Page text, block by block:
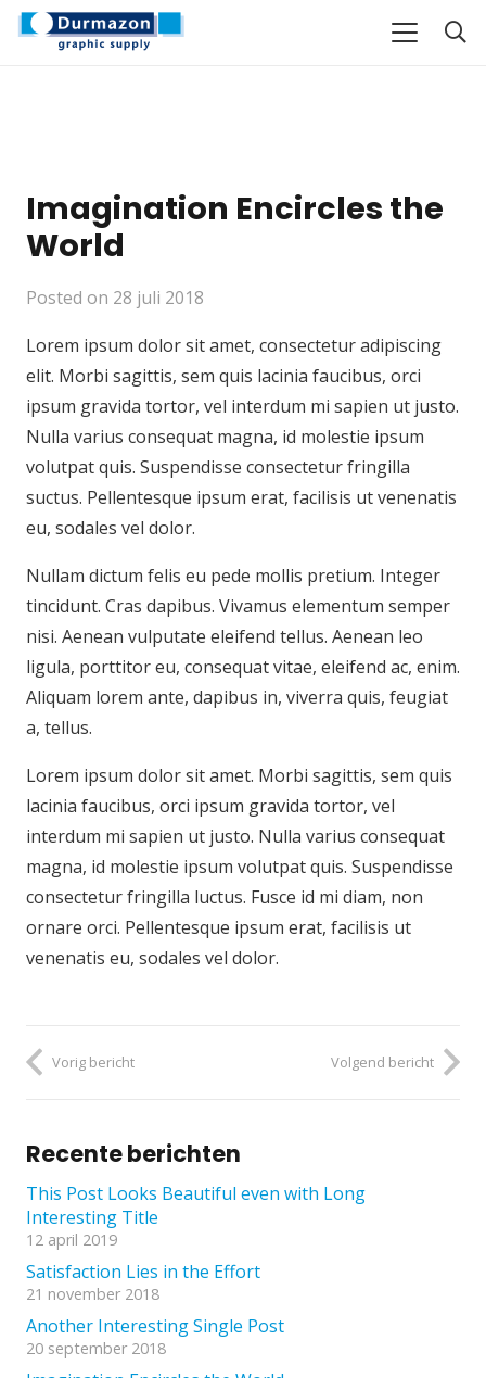
Imagination Encircles the
World
Posted on 28 juli 2018
Lorem ipsum dolor sit amet, consectetur adipiscing
elit. Morbi sagittis, sem quis lacinia faucibus, orci
ipsum gravida tortor, vel interdum mi sapien ut justo.
Nulla varius consequat magna, id molestie ipsum
volutpat quis. Suspendisse consectetur fringilla
suctus. Pellentesque ipsum erat, facilisis ut venenatis
eu, sodales vel dolor.
Nullam dictum felis eu pede mollis pretium. Integer
tincidunt. Cras dapibus. Vivamus elementum semper
nisi. Aenean vulputate eleifend tellus. Aenean leo
ligula, porttitor eu, consequat vitae, eleifend ac, enim.
Aliquam lorem ante, dapibus in, viverra quis, feugiat
a, tellus.
Lorem ipsum dolor sit amet. Morbi sagittis, sem quis
lacinia faucibus, orci ipsum gravida tortor, vel
interdum mi sapien ut justo. Nulla varius consequat
magna, id molestie ipsum volutpat quis. Suspendisse
consectetur fringilla luctus. Fusce id mi diam, non
ornare orci. Pellentesque ipsum erat, facilisis ut
venenatis eu, sodales vel dolor.
Vorig bericht Volgend bericht
Recente berichten
This Post Looks Beautiful even with Long
Interesting Title
12 april 2019
Satisfaction Lies in the Effort
21 november 2018
Another Interesting Single Post
20 september 2018